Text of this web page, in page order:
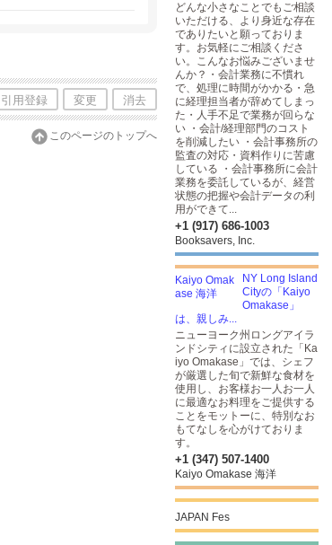
引用登録 変更 消去
このページのトップへ
どんな小さなことでもご相談
いただける、より身近な存在
でありたいと願っておりま
す。お気軽にご相談くださ
い。こんなお悩みございませ
んか？・会計業務に不慣れ
で、処理に時間がかかる・急
に経理担当者が辞めてしまっ
た・人手不足で業務が回らな
い ・会計/経理部門のコスト
を削減したい ・会計事務所の
監査の対応・資料作りに苦慮
している ・会計事務所に会計
業務を委託しているが、経営
状態の把握や会計データの利
用ができて...
+1 (917) 686-1003
Booksavers, Inc.
NY Long Island
Cityの「Kaiyo
Omakase」
は、親しみ...
ニューヨーク州ロングアイラ
ンドシティに設立された「Ka
iyo Omakase」では、シェフ
が厳選した旬で新鮮な食材を
使用し、お客様お一人お一人
に最適なお料理をご提供する
ことをモットーに、特別なお
もてなしを心がけておりま
す。
+1 (347) 507-1400
Kaiyo Omakase 海洋
JAPAN Fes